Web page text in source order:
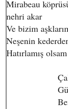
Mirabeau
nehri akar
Ve bizim
Neşenin
Hatırlamış
Çal ey
Günler
Bense